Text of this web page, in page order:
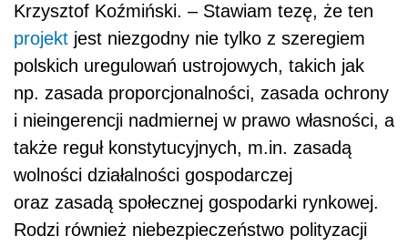
Krzysztof Koźmiński. – Stawiam tezę, że ten
projekt jest niezgodny nie tylko z szeregiem
polskich uregulowań ustrojowych, takich jak
np. zasada proporcjonalności, zasada ochrony
i nieingerencji nadmiernej w prawo własności, a
także reguł konstytucyjnych, m.in. zasadą
wolności działalności gospodarczej
oraz zasadą społecznej gospodarki rynkowej.
Rodzi również niebezpieczeństwo polityzacji